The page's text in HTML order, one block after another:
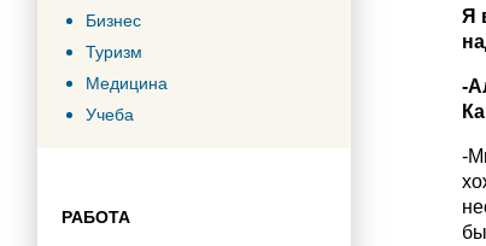
Бизнес
Туризм
Медицина
Учеба
РАБОТА
Я
-
-